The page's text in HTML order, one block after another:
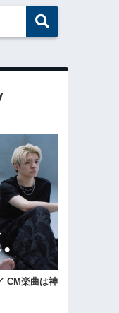
CM楽曲は神